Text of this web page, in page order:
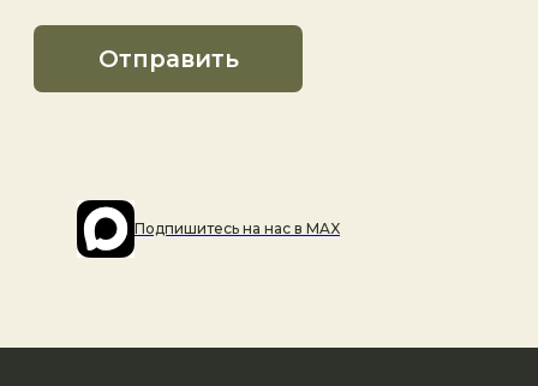
Подпишитесь на наc в MAX